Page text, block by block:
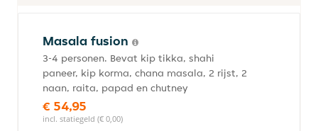
Masala fusion
3-4 personen. Bevat kip tikka, shahi
paneer, kip korma, chana masala, 2 rijst, 2
naan, raita, papad en chutney
€ 54,95
incl. statiegeld (€ 0,00)